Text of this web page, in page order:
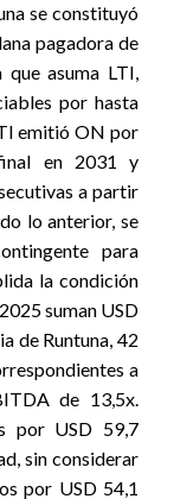
se constituyó
pagadora de
asuma LTI,
por hasta
emitió ON por
en 2031 y
a partir
lo anterior, se
para
la condición
suman USD
de Runtuna, 42
a
de 13,5x.
por USD 59,7
sin considerar
por USD 54,1